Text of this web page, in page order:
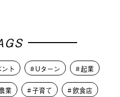
ト Uターン 起業
業 子育て 飲食店